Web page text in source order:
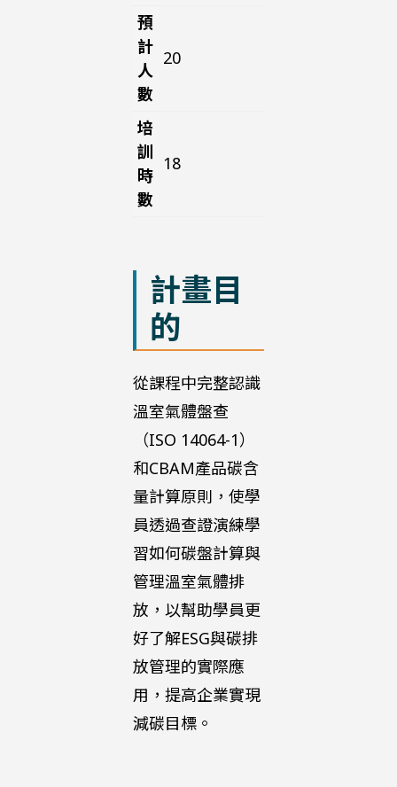
預
計
人
數
20
培
訓
時
數
18
計畫目
的
從課程中完整認識
溫室氣體盤查
（ISO 14064-1）
和CBAM產品碳含
量計算原則，使學
員透過查證演練學
習如何碳盤計算與
管理溫室氣體排
放，以幫助學員更
好了解ESG與碳排
放管理的實際應
用，提高企業實現
減碳目標。